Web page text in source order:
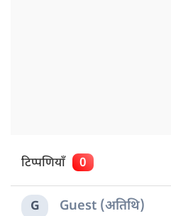
टिप्पणियाँ 0
G Guest (अतिथि)